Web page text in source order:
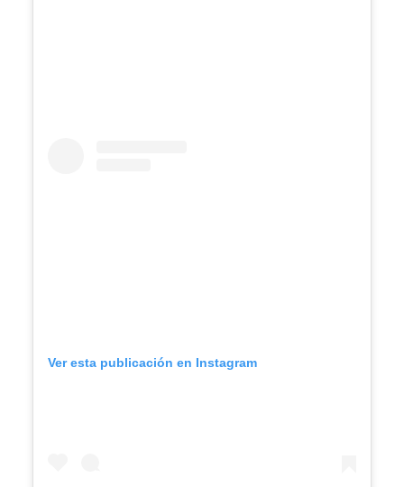
Ver esta publicación en Instagram